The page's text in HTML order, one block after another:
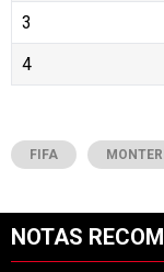
3
4
FIFA
NOTAS